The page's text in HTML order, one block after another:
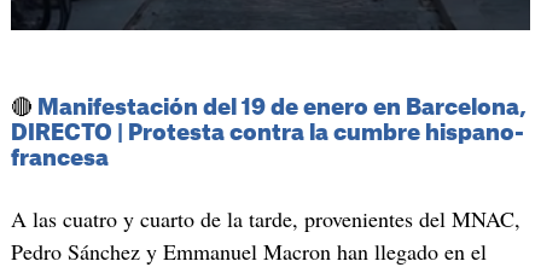
🔴 Manifestación del 19 de enero en Barcelona,
DIRECTO | Protesta contra la cumbre hispano-
francesa
A las cuatro y cuarto de la tarde, provenientes del MNAC,
Pedro Sánchez y Emmanuel Macron han llegado en el